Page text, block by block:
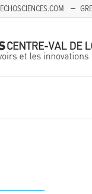
ECHOSCIENCES.COM